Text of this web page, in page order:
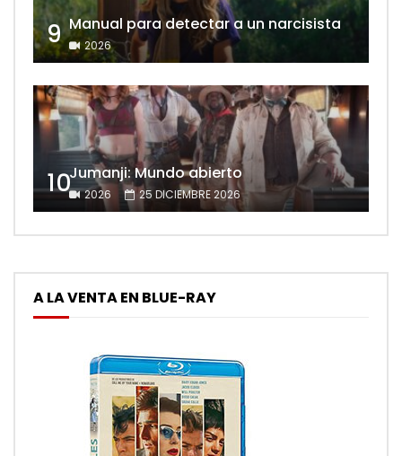
9 Manual para detectar a un narcisista
2026
10Jumanji: Mundo abierto
2026 25 DICIEMBRE 2026
A LA VENTA EN BLUE-RAY